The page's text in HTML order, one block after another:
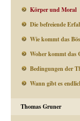
Körper und Moral
Die befreiende
Wie kommt das
Woher kommt das
Bedingungen der
Wann gibt es
Thomas Gruner